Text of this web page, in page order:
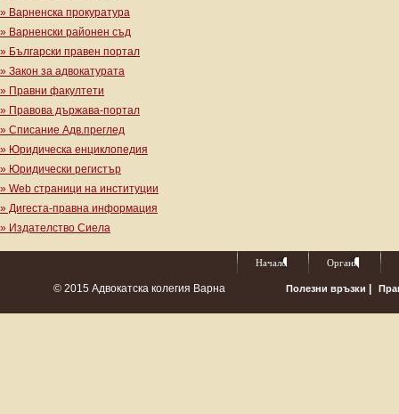
» Варненска прокуратура
» Варненски районен съд
» Български правен портал
» Закон за адвокатурата
» Правни факултети
» Правова държава-портал
» Списание Адв.преглед
» Юридическа енциклопедия
» Юридически регистър
» Web страници на институции
» Дигеста-правна информация
» Издателство Сиела
Начало Органи
© 2015 Адвокатска колегия Варна Полезни връзки